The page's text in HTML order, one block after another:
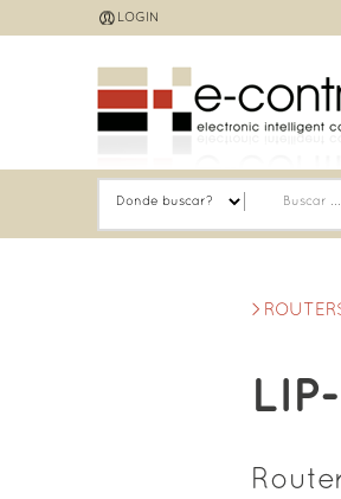
to
LOGIN